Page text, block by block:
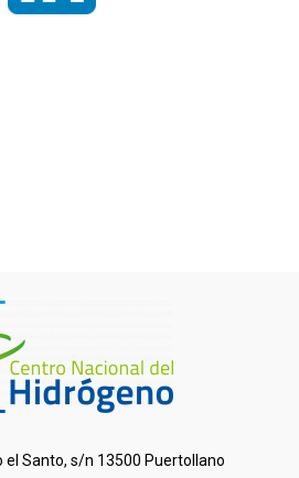
el Santo, s/n 13500 Puertollano